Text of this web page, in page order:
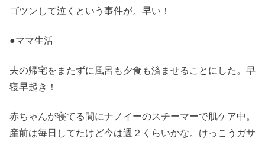
ゴツンして泣くという事件が。早い！
●ママ生活
夫の帰宅をまたずに風呂も夕食も済ませることにした。早
寝早起き！
赤ちゃんが寝てる間にナノイーのスチーマーで肌ケア中。
産前は毎日してたけど今は週２くらいかな。けっこうガサ